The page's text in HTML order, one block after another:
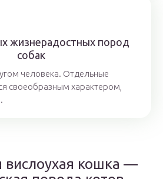
жизнерадостных пород
собак
человека. Отдельные
своеобразным характером,
вислоухая кошка —